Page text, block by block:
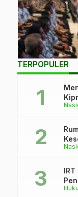
Istana Negara
IKN, Kamis
(12/09/2024).
(Foto: Humas
Setkab)
TERPOPULER